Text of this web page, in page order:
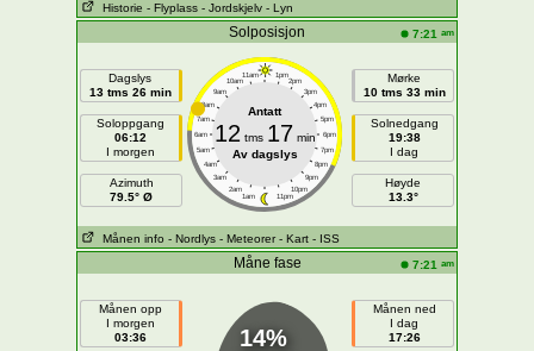
Historie - Flyplass - Jordskjelv - Lyn
Solposisjon 7:21 am
Dagslys
13 tms 26 min
Soloppgang
06:12
I morgen
Azimuth
79.5° Ø
11am 1pm
10am 2pm
9am 3pm
8am 4pm
7am 5pm
6am 6pm
5am 7pm
4am 8pm
3am 9pm
2am 10pm
1am 11pm
Antatt
12 tms 17 min
Av dagslys
Mørke
10 tms 33 min
Solnedgang
19:38
I dag
Høyde
13.3°
Månen info - Nordlys - Meteorer - Kart - ISS
Måne fase 7:21 am
Månen opp
I morgen
03:36
14%
Månen ned
I dag
17:26